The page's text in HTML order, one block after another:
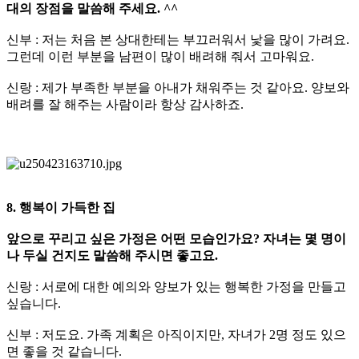
대의 장점을 말씀해 주세요. ^^
신부 : 저는 처음 본 상대한테는 부끄러워서 낯을 많이 가려요.
그런데 이런 부분을 남편이 많이 배려해 줘서 고마워요.
신랑 : 제가 부족한 부분을 아내가 채워주는 것 같아요. 양보와
배려를 잘 해주는 사람이라 항상 감사하죠.
8. 행복이 가득한 집
앞으로 꾸리고 싶은 가정은 어떤 모습인가요? 자녀는 몇 명이
나 두실 건지도 말씀해 주시면 좋고요.
신랑 : 서로에 대한 예의와 양보가 있는 행복한 가정을 만들고
싶습니다.
신부 : 저도요. 가족 계획은 아직이지만, 자녀가 2명 정도 있으
면 좋을 것 같습니다.